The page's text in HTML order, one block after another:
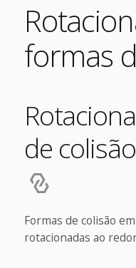
formas
de
Formas de colisão
rotacionadas ao